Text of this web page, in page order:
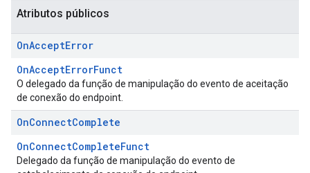
Atributos públicos
OnAcceptError
OnAcceptErrorFunct
O delegado da função de manipulação do evento de aceitação
de conexão do endpoint.
OnConnectComplete
OnConnectCompleteFunct
Delegado da função de manipulação do evento de